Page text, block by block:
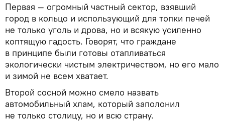
Первая — огромный частный сектор, взявший
город в кольцо и использующий для топки печей
не только уголь и дрова, но и всякую усиленно
коптящую гадость. Говорят, что граждане
в принципе были готовы отапливаться
экологически чистым электричеством, но его мало
и зимой не всем хватает.
Второй сосной можно смело назвать
автомобильный хлам, который заполонил
не только столицу, но и всю страну.